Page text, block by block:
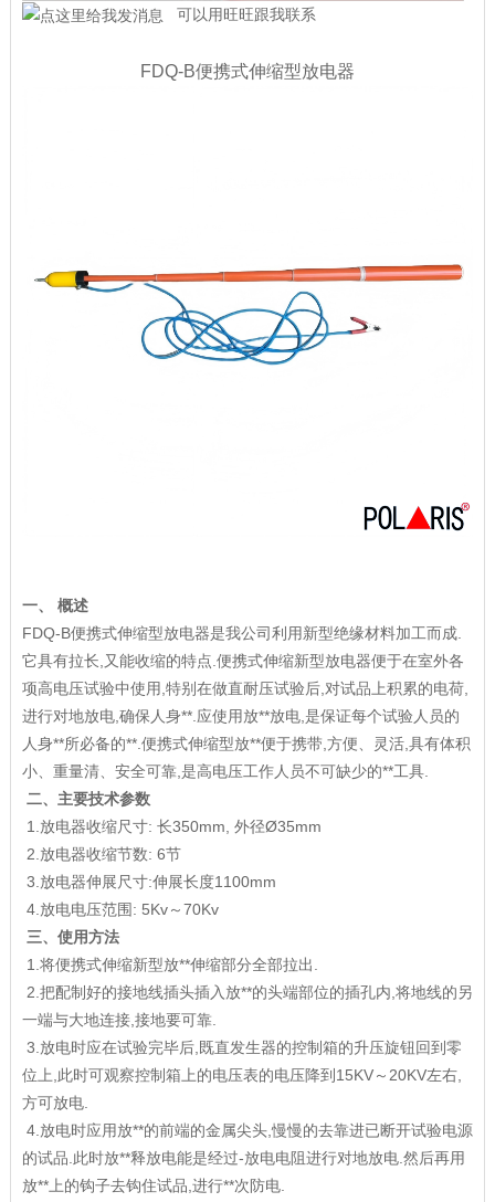
可以用旺旺跟我联系
FDQ-B便携式伸缩型放电器
一、 概述
FDQ-B便携式伸缩型放电器是我公司利用新型绝缘材料加工而成.
它具有拉长,又能收缩的特点.便携式伸缩新型放电器便于在室外各
项高电压试验中使用,特别在做直耐压试验后,对试品上积累的电荷,
进行对地放电,确保人身**.应使用放**放电,是保证每个试验人员的
人身**所必备的**.便携式伸缩型放**便于携带,方便、灵活,具有体积
小、重量清、安全可靠,是高电压工作人员不可缺少的**工具.
二、主要技术参数
1.放电器收缩尺寸: 长350mm, 外径Ø35mm
2.放电器收缩节数: 6节
3.放电器伸展尺寸:伸展长度1100mm
4.放电电压范围: 5Kv～70Kv
三、使用方法
1.将便携式伸缩新型放**伸缩部分全部拉出.
2.把配制好的接地线插头插入放**的头端部位的插孔内,将地线的另
一端与大地连接,接地要可靠.
3.放电时应在试验完毕后,既直发生器的控制箱的升压旋钮回到零
位上,此时可观察控制箱上的电压表的电压降到15KV～20KV左右,
方可放电.
4.放电时应用放**的前端的金属尖头,慢慢的去靠进已断开试验电源
的试品.此时放**释放电能是经过-放电电阻进行对地放电.然后再用
放**上的钩子去钩住试品,进行**次防电.